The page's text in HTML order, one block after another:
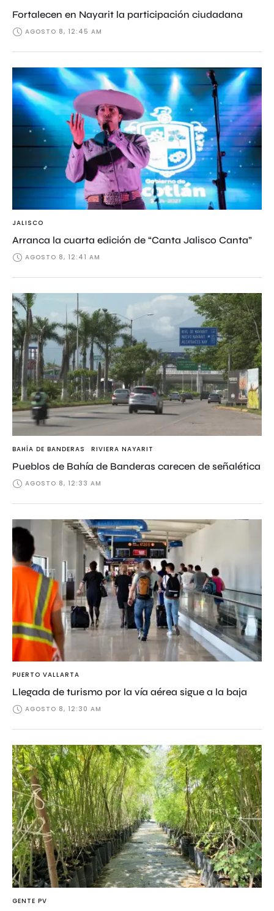
Fortalecen en Nayarit la participación ciudadana
AGOSTO 8, 12:45 AM
JALISCO
Arranca la cuarta edición de “Canta Jalisco Canta”
AGOSTO 8, 12:41 AM
BAHÍA DE BANDERAS RIVIERA NAYARIT
Pueblos de Bahía de Banderas carecen de señalética
AGOSTO 8, 12:33 AM
PUERTO VALLARTA
Llegada de turismo por la vía aérea sigue a la baja
AGOSTO 8, 12:30 AM
GENTE PV